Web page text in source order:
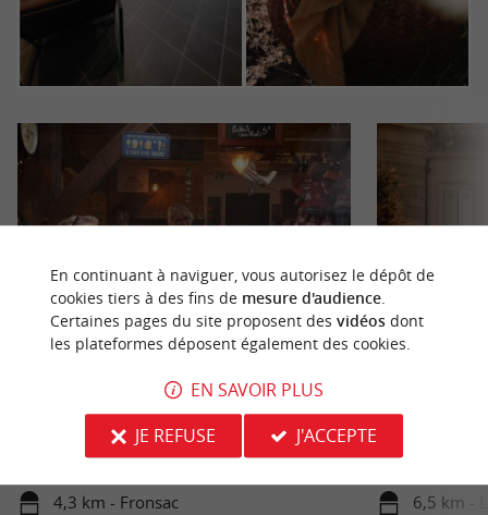
La Brasserie les 3 Tertres, une bière artisanale et
locale à Fronsac En 2017, c’est à 10 minutes de
Libourne, ...
4,3 km - Fronsac
Château
Libourne, venez
6,5 km -
En continuant à naviguer, vous autorisez le dépôt de
cookies tiers à des fins de mesure d'audience.
Certaines pages du site proposent des vidéosdont
les plateformes déposent également des cookies.
EN SAVOIR PLUS
JE REFUSE
J'ACCEPTE